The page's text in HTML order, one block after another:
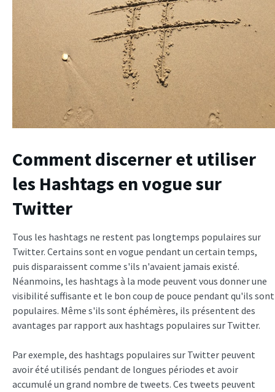
Comment discerner et utiliser
les Hashtags en vogue sur
Twitter
Tous les hashtags ne restent pas longtemps populaires sur
Twitter. Certains sont en vogue pendant un certain temps,
puis disparaissent comme s'ils n'avaient jamais existé.
Néanmoins, les hashtags à la mode peuvent vous donner une
visibilité suffisante et le bon coup de pouce pendant qu'ils sont
populaires. Même s'ils sont éphémères, ils présentent des
avantages par rapport aux hashtags populaires sur Twitter.
Par exemple, des hashtags populaires sur Twitter peuvent
avoir été utilisés pendant de longues périodes et avoir
accumulé un grand nombre de tweets. Ces tweets peuvent